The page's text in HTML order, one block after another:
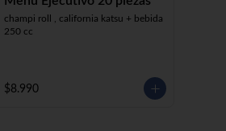
champi roll , california katsu + bebida
250 cc
$8.990